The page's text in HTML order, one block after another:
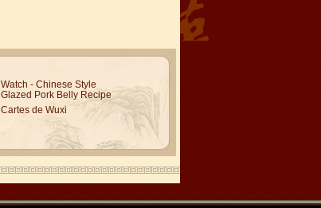
Watch - Chinese Style
Glazed Pork Belly Recipe
Cartes de Wuxi